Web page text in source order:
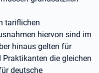
tariflichen
hiervon sind im
hinaus gelten für
die gleichen
deutsche